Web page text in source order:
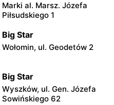
Marki al. Marsz. Józefa
Piłsudskiego 1
Big Star
Wołomin, ul. Geodetów 2
Big Star
Wyszków, ul. Gen. Józefa
Sowińskiego 62